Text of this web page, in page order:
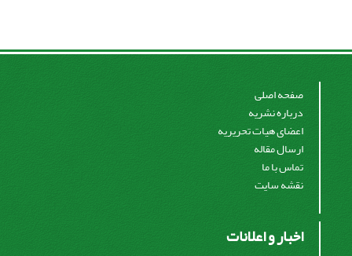
صفحه اصلی
درباره نشریه
اعضای هیات تحریریه
ارسال مقاله
تماس با ما
نقشه سایت
اخبار و اعلانات